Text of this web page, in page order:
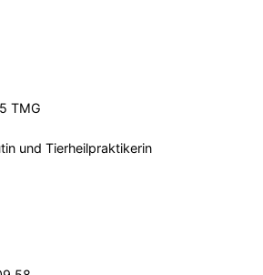
TMG
und Tierheilpraktikerin